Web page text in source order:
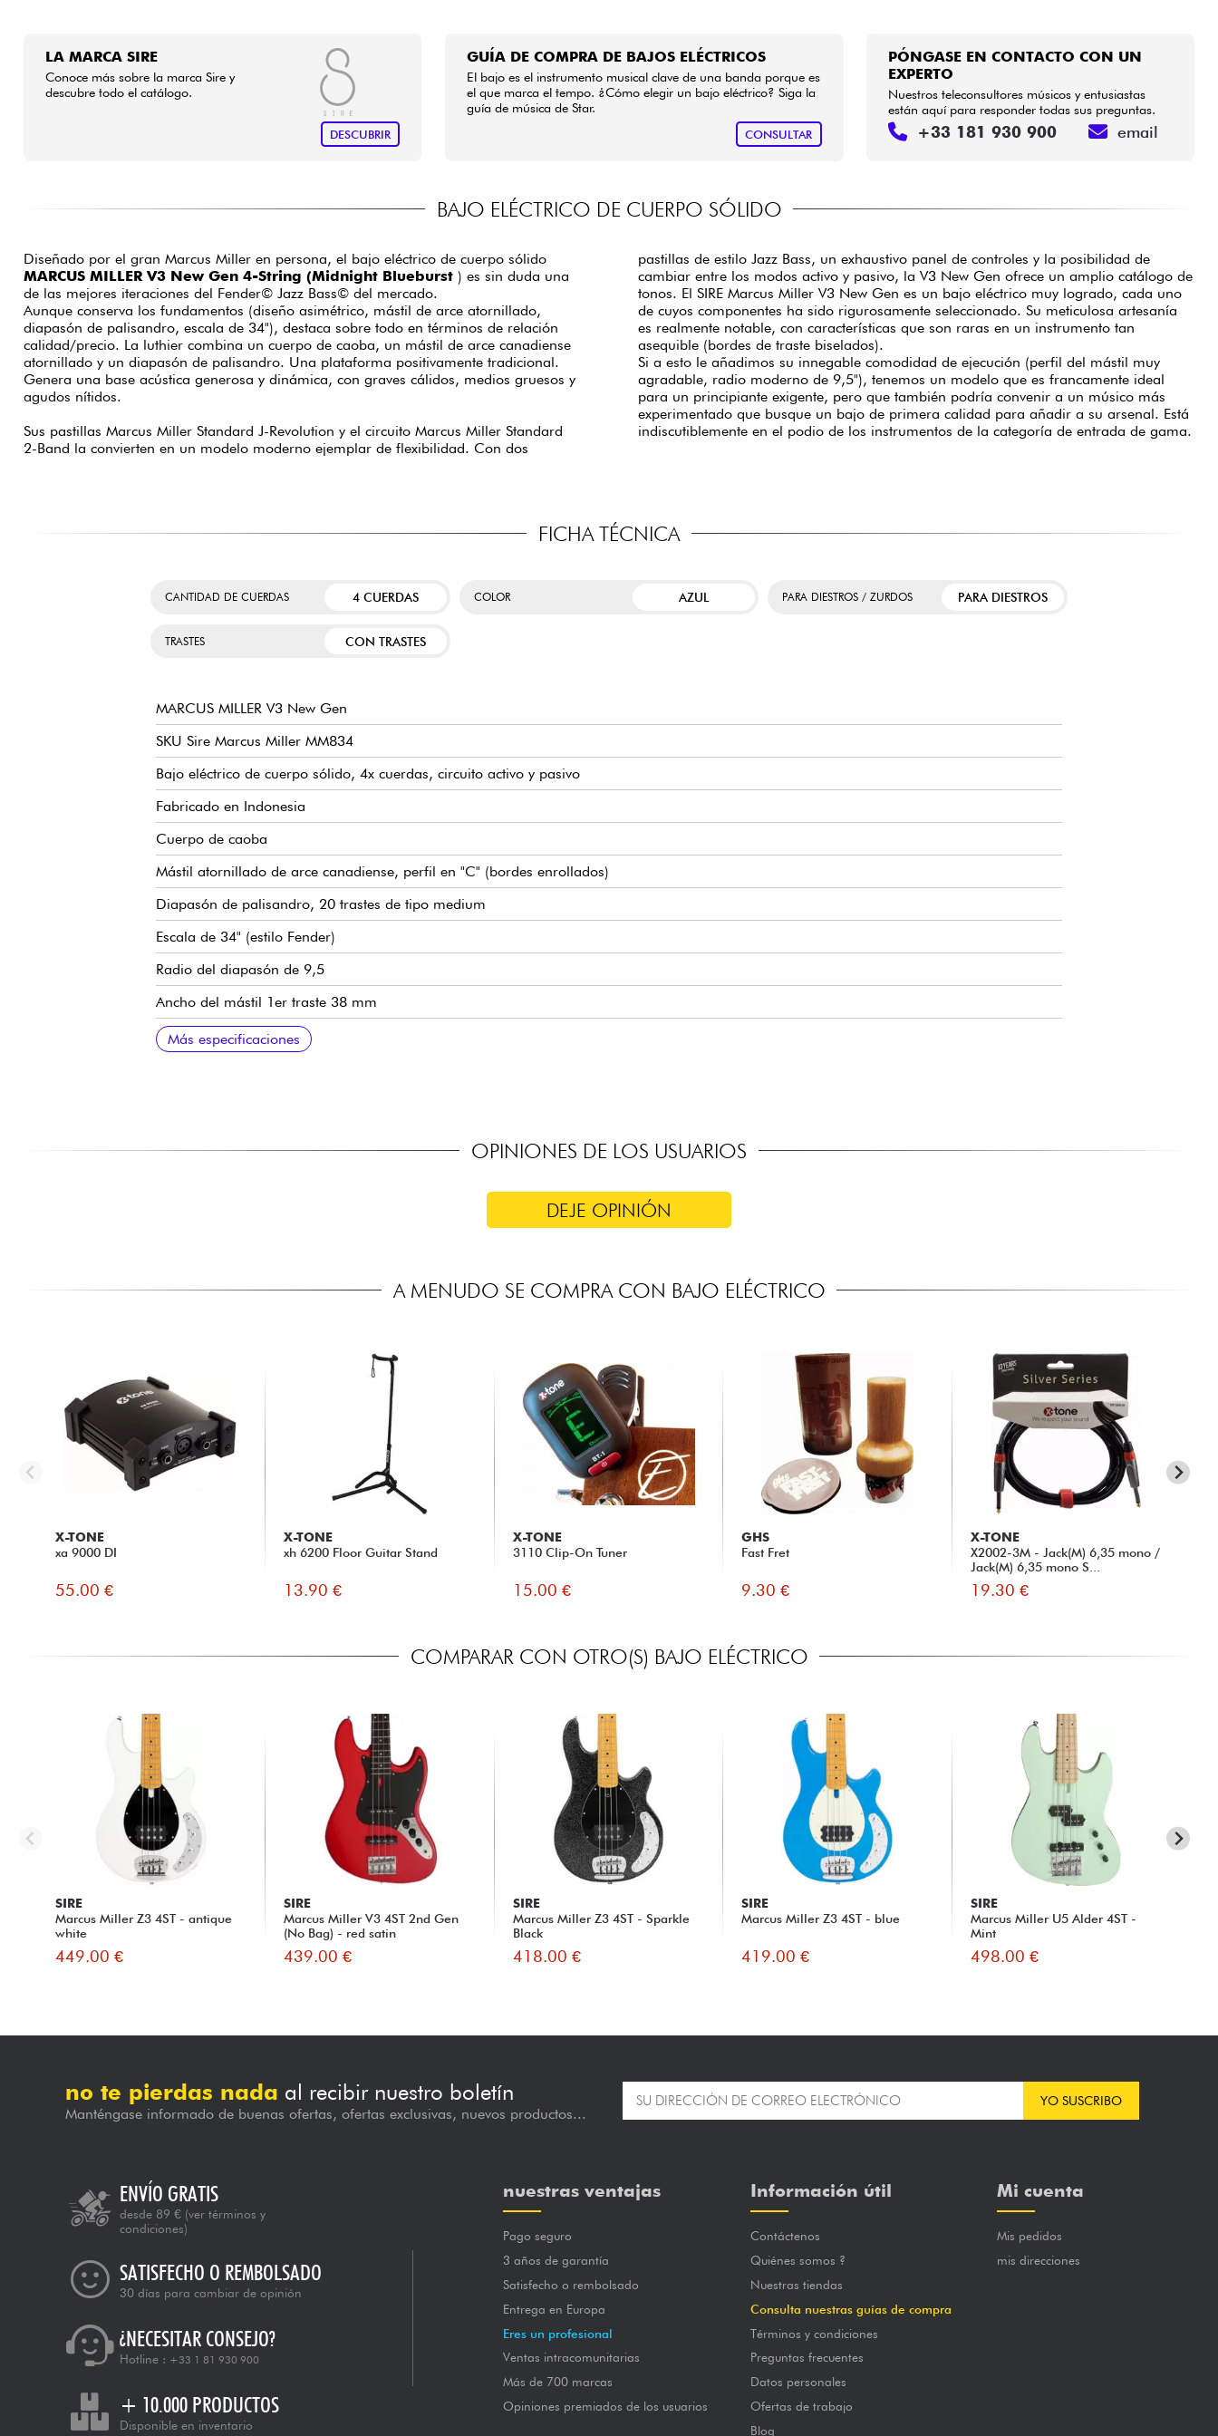
LA MARCA SIRE
Conoce más sobre la marca Sire y
descubre todo el catálogo.
DESCUBRIR
GUÍA DE COMPRA DE BAJOS ELÉCTRICOS
El bajo es el instrumento musical clave de una banda porque es
el que marca el tempo. ¿Cómo elegir un bajo eléctrico? Siga la
guía de música de Star.
CONSULTAR
PÓNGASE EN CONTACTO CON UN
EXPERTO
Nuestros teleconsultores músicos y entusiastas
están aquí para responder todas sus preguntas.
+33 181 930 900 email
BAJO ELÉCTRICO DE CUERPO SÓLIDO
Diseñado por el gran Marcus Miller en persona, el bajo eléctrico de cuerpo sólido
MARCUS MILLER V3 New Gen 4-String (Midnight Blueburst) es sin duda una
de las mejores iteraciones del Fender© Jazz Bass© del mercado.
Aunque conserva los fundamentos (diseño asimétrico, mástil de arce atornillado,
diapasón de palisandro, escala de 34"), destaca sobre todo en términos de relación
calidad/precio. La luthier combina un cuerpo de caoba, un mástil de arce canadiense
atornillado y un diapasón de palisandro. Una plataforma positivamente tradicional.
Genera una base acústica generosa y dinámica, con graves cálidos, medios gruesos y
agudos nítidos.
Sus pastillas Marcus Miller Standard J-Revolution y el circuito Marcus Miller Standard
2-Band la convierten en un modelo moderno ejemplar de flexibilidad. Con dos
pastillas de estilo Jazz Bass, un exhaustivo panel de controles y la posibilidad de
cambiar entre los modos activo y pasivo, la V3 New Gen ofrece un amplio catálogo de
tonos. El SIRE Marcus Miller V3 New Gen es un bajo eléctrico muy logrado, cada uno
de cuyos componentes ha sido rigurosamente seleccionado. Su meticulosa artesanía
es realmente notable, con características que son raras en un instrumento tan
asequible (bordes de traste biselados).
Si a esto le añadimos su innegable comodidad de ejecución (perfil del mástil muy
agradable, radio moderno de 9,5"), tenemos un modelo que es francamente ideal
para un principiante exigente, pero que también podría convenir a un músico más
experimentado que busque un bajo de primera calidad para añadir a su arsenal. Está
indiscutiblemente en el podio de los instrumentos de la categoría de entrada de gama.
FICHA TÉCNICA
CANTIDAD DE CUERDAS 4 CUERDAS COLOR AZUL PARA DIESTROS / ZURDOS PARA DIESTROS
TRASTES CON TRASTES
MARCUS MILLER V3 New Gen
SKU Sire Marcus Miller MM834
Bajo eléctrico de cuerpo sólido, 4x cuerdas, circuito activo y pasivo
Fabricado en Indonesia
Cuerpo de caoba
Mástil atornillado de arce canadiense, perfil en "C" (bordes enrollados)
Diapasón de palisandro, 20 trastes de tipo medium
Escala de 34" (estilo Fender)
Radio del diapasón de 9,5
Ancho del mástil 1er traste 38 mm
Juego de pastillas Sire Standard J-Revolution
Preamplificador Sire Standard de 2 bandas, conmutable activo/pasivo (18v mediante 2x pilas de 9v)
Volumen
Tono
Balance de micrófono
Agudos
Graves (push/pull para modos activo o pasivo)
Puente de bajos Sire Standard con orificio pasante para el cuerpo
Clavijas de afinación abiertas Sire Standard
Acabado brillante del cuerpo
Mástil satinado
Más especificaciones
OPINIONES DE LOS USUARIOS
DEJE OPINIÓN
A MENUDO SE COMPRA CON BAJO ELÉCTRICO
X-TONE
xa 9000 DI
55.00 €
X-TONE
xh 6200 Floor Guitar Stand
13.90 €
X-TONE
3110 Clip-On Tuner
15.00 €
GHS
Fast Fret
9.30 €
X-TONE
X2002-3M - Jack(M) 6,35 mono /
Jack(M) 6,35 mono S...
19.30 €
COMPARAR CON OTRO(S) BAJO ELÉCTRICO
SIRE
Marcus Miller Z3 4ST - antique
white
449.00 €
SIRE
Marcus Miller V3 4ST 2nd Gen
(No Bag) - red satin
439.00 €
SIRE
Marcus Miller Z3 4ST - Sparkle
Black
418.00 €
SIRE
Marcus Miller Z3 4ST - blue
419.00 €
SIRE
Marcus Miller U5 Alder 4ST -
Mint
498.00 €
no te pierdas nada al recibir nuestro boletín
Manténgase informado de buenas ofertas, ofertas exclusivas, nuevos productos...
YO SUSCRIBO
ENVÍO GRATIS
desde 89 € (ver términos y
condiciones)
SATISFECHO O REMBOLSADO
30 días para cambiar de opinión
¿NECESITAR CONSEJO?
Hotline : +33 1 81 930 900
+ 10.000 PRODUCTOS
Disponible en inventario
nuestras ventajas
Pago seguro
3 años de garantía
Satisfecho o rembolsado
Entrega en Europa
Eres un profesional
Ventas intracomunitarias
Más de 700 marcas
Opiniones premiados de los usuarios
Información útil
Contáctenos
Quiénes somos ?
Nuestras tiendas
Consulta nuestras guías de compra
Términos y condiciones
Preguntas frecuentes
Datos personales
Ofertas de trabajo
Blog
Mi cuenta
Mis pedidos
mis direcciones